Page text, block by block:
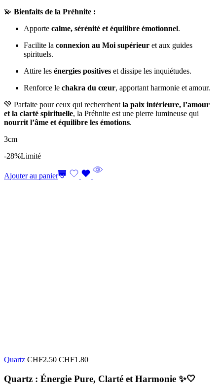
💫 Bienfaits de la Préhnite :
Apporte calme, sérénité et équilibre émotionnel.
Facilite la connexion au Moi supérieur et aux guides
spirituels.
Attire les énergies positives et dissipe les inquiétudes.
Renforce le chakra du cœur, apportant harmonie et amour.
💚 Parfaite pour ceux qui recherchent la paix intérieure, l’amour
et la clarté spirituelle, la Préhnite est une pierre lumineuse qui
nourrit l’âme et équilibre les émotions.
3cm
-28%Limité
Ajouter au panier
Quartz CHF2.50 CHF1.80
Quartz : Énergie Pure, Clarté et Harmonie ✨🤍